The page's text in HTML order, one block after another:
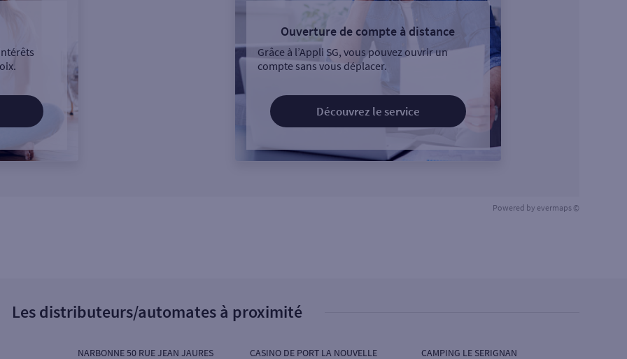
Ouverture de compte à distance
Grâce à l’Appli SG, vous pouvez ouvrir un
compte sans vous déplacer.
Découvrez le service
Powered by evermaps ©
Les distributeurs/automates à proximité
NARBONNE 50 RUE JEAN JAURES CASINO DE PORT LA NOUVELLE CAMPING LE SERIGNAN